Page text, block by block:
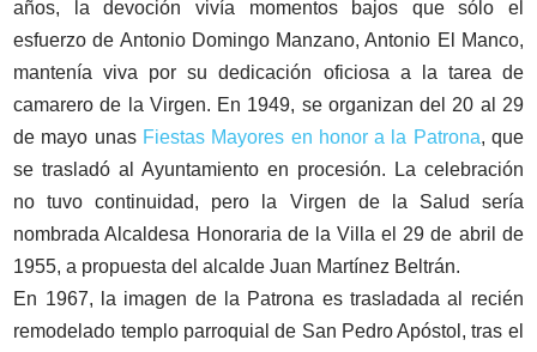
años, la devoción vivía momentos bajos que sólo el
esfuerzo de Antonio Domingo Manzano, Antonio El Manco,
mantenía viva por su dedicación oficiosa a la tarea de
camarero de la Virgen. En 1949, se organizan del 20 al 29
de mayo unas Fiestas Mayores en honor a la Patrona, que
se trasladó al Ayuntamiento en procesión. La celebración
no tuvo continuidad, pero la Virgen de la Salud sería
nombrada Alcaldesa Honoraria de la Villa el 29 de abril de
1955, a propuesta del alcalde Juan Martínez Beltrán.
En 1967, la imagen de la Patrona es trasladada al recién
remodelado templo parroquial de San Pedro Apóstol, tras el